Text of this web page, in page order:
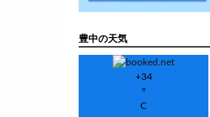
豊中の天気
+34
°
C